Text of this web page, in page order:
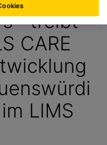
treibt
CARE
LIMS